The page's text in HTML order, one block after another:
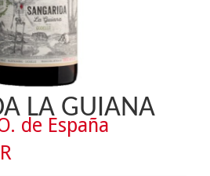
LA GUIANA
de España